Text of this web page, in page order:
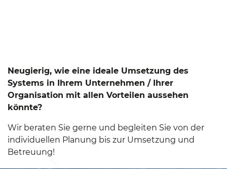
Neugierig, wie eine ideale Umsetzung des
Systems in Ihrem Unternehmen / Ihrer
Organisation mit allen Vorteilen aussehen
könnte?
Wir beraten Sie gerne und begleiten Sie von der
individuellen Planung bis zur Umsetzung und
Betreuung!